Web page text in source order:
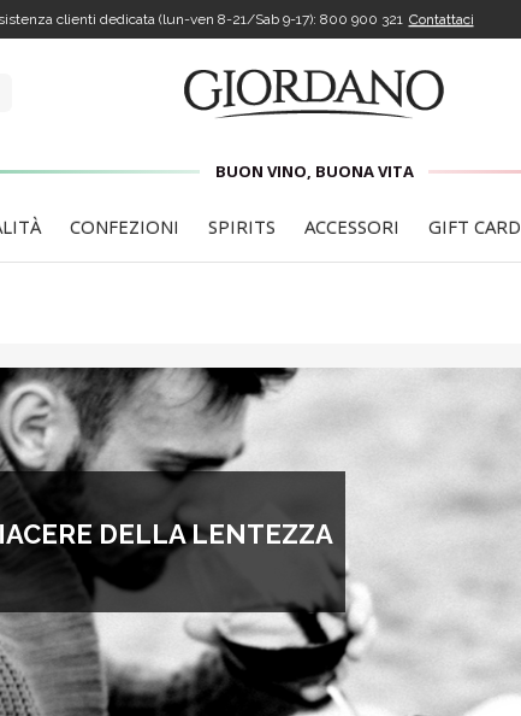
clienti dedicata (lun-ven 8-21/Sab 9-17): 800 900 321 Contattaci
BUON VINO, BUONA VITA
CONFEZIONI SPIRITS ACCESSORI GIFT CARD
DELLA LENTEZZA